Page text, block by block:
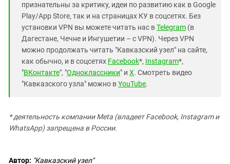
признательны за критику, идеи по развитию как в Google
Play/App Store, так и на страницах КУ в соцсетях. Без
установки VPN вы можете читать нас вTelegram (в
Дагестане, Чечне и Ингушетии – с VPN). Через VPN
можно продолжать читать "Кавказский узел" на сайте,
как обычно, и в соцсетях Facebook*, Instagram*,
"ВКонтакте", "Одноклассники" и X. Смотреть видео
"Кавказского узла" можно вYouTube.
* деятельность компании Meta (владеет Facebook, Instagram и
WhatsApp) запрещена в России.
Автор: "Кавказский узел"